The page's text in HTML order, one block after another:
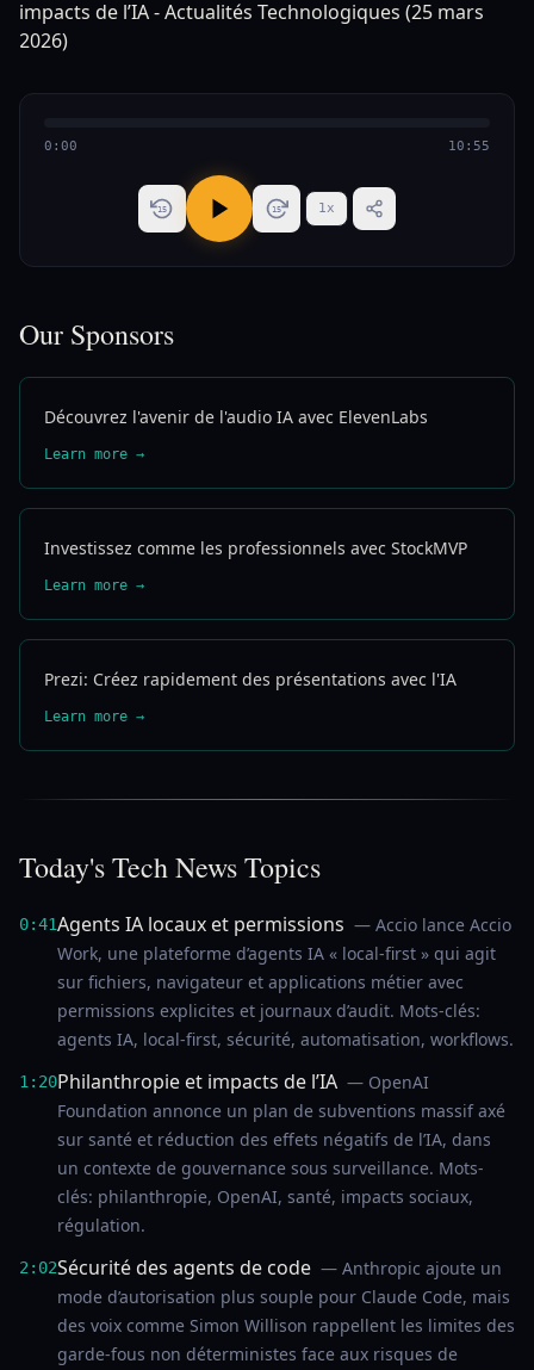
0:00 10:55
15 15 1x
Our Sponsors
Découvrez l'avenir de l'audio IA avec ElevenLabs
Learn more →
Investissez comme les professionnels avec StockMVP
Learn more →
Prezi: Créez rapidement des présentations avec l'IA
Learn more →
Today's Tech News Topics
0:41Agents IA locaux et permissions — Accio lance Accio
Work, une plateforme d’agents IA « local-first » qui agit
sur fichiers, navigateur et applications métier avec
permissions explicites et journaux d’audit. Mots-clés:
agents IA, local-first, sécurité, automatisation, workflows.
1:20Philanthropie et impacts de l’IA — OpenAI
Foundation annonce un plan de subventions massif axé
sur santé et réduction des effets négatifs de l’IA, dans
un contexte de gouvernance sous surveillance. Mots-
clés: philanthropie, OpenAI, santé, impacts sociaux,
régulation.
2:02Sécurité des agents de code — Anthropic ajoute un
mode d’autorisation plus souple pour Claude Code, mais
des voix comme Simon Willison rappellent les limites des
garde-fous non déterministes face aux risques de